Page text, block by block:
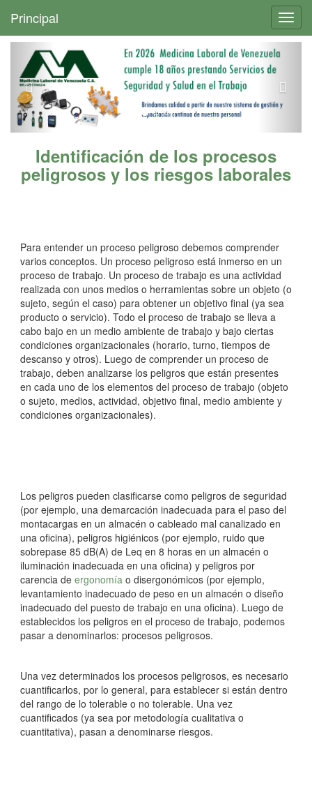
Principal
Identificación de los procesos
peligrosos y los riesgos laborales
Para entender un proceso peligroso debemos comprender
varios conceptos. Un proceso peligroso está inmerso en un
proceso de trabajo. Un proceso de trabajo es una actividad
realizada con unos medios o herramientas sobre un objeto (o
sujeto, según el caso) para obtener un objetivo final (ya sea
producto o servicio). Todo el proceso de trabajo se lleva a
cabo bajo en un medio ambiente de trabajo y bajo ciertas
condiciones organizacionales (horario, turno, tiempos de
descanso y otros). Luego de comprender un proceso de
trabajo, deben analizarse los peligros que están presentes
en cada uno de los elementos del proceso de trabajo (objeto
o sujeto, medios, actividad, objetivo final, medio ambiente y
condiciones organizacionales).
Los peligros pueden clasificarse como peligros de seguridad
(por ejemplo, una demarcación inadecuada para el paso del
montacargas en un almacén o cableado mal canalizado en
una oficina), peligros higiénicos (por ejemplo, ruido que
sobrepase 85 dB(A) de Leq en 8 horas en un almacén o
iluminación inadecuada en una oficina) y peligros por
carencia de ergonomía o disergonómicos (por ejemplo,
levantamiento inadecuado de peso en un almacén o diseño
inadecuado del puesto de trabajo en una oficina). Luego de
establecidos los peligros en el proceso de trabajo, podemos
pasar a denominarlos: procesos peligrosos.
Una vez determinados los procesos peligrosos, es necesario
cuantificarlos, por lo general, para establecer si están dentro
del rango de lo tolerable o no tolerable. Una vez
cuantificados (ya sea por metodología cualitativa o
cuantitativa), pasan a denominarse riesgos.